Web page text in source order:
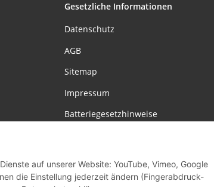
auf unserer Website: YouTube, Vimeo, Google
die Einstellung jederzeit ändern (Fingerabdruck-
Gesetzliche Informationen
Datenschutz
AGB
Sitemap
Impressum
Batteriegesetzhinweise
Vertrag widerrufen